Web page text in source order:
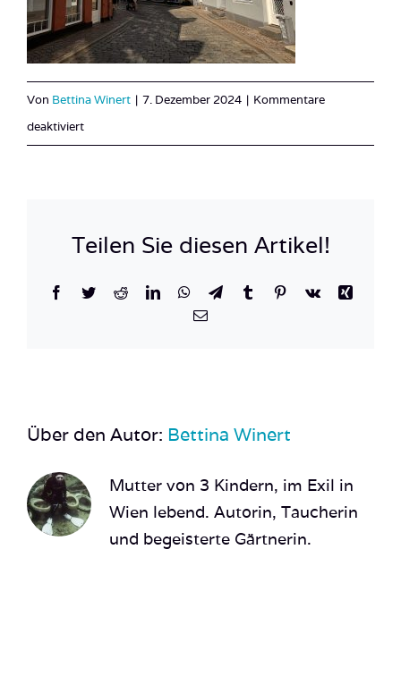
Von Bettina Winert | 7. Dezember 2024 | Kommentare
deaktiviertfür
Teilen Sie diesen Artikel!
Facebook
TwitterRedditLinkedInWhatsApp
TelegramTumblrPinterest
Vk
Xing
E-
Über den Autor: Bettina Winert
Mutter von 3 Kindern, im Exil in
Wien lebend. Autorin, Taucherin
und begeisterte Gärtnerin.